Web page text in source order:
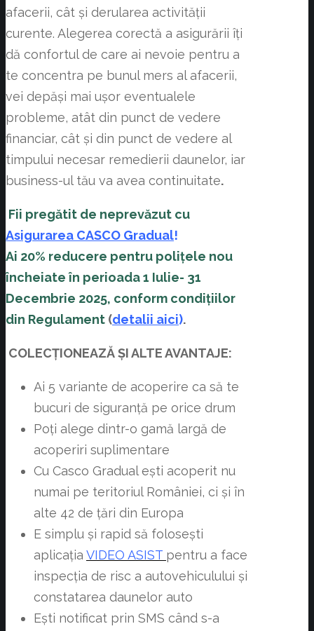
afacerii, cât și derularea activității
curente. Alegerea corectă a asigurării îți
dă confortul de care ai nevoie pentru a
te concentra pe bunul mers al afacerii,
vei depăși mai ușor eventualele
probleme, atât din punct de vedere
financiar, cât și din punct de vedere al
timpului necesar remedierii daunelor, iar
business-ul tău va avea continuitate.
Fii pregătit de neprevăzut cu
Asigurarea CASCO Gradual!
Ai 20% reducere pentru polițele nou
încheiate în perioada 1 Iulie- 31
Decembrie 2025, conform condițiilor
din Regulament (detalii aici).
COLECȚIONEAZĂ ȘI ALTE AVANTAJE:
Ai 5 variante de acoperire ca să te
bucuri de siguranță pe orice drum
Poți alege dintr-o gamă largă de
acoperiri suplimentare
Cu Casco Gradual ești acoperit nu
numai pe teritoriul României, ci și în
alte 42 de țări din Europa
E simplu și rapid să folosești
aplicația VIDEO ASIST pentru a face
inspecția de risc a autovehiculului și
constatarea daunelor auto
Ești notificat prin SMS când s-a